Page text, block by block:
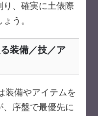
り、確実に土俵際
う。
装備／技／ア
装備やアイテムを
序盤で最優先に